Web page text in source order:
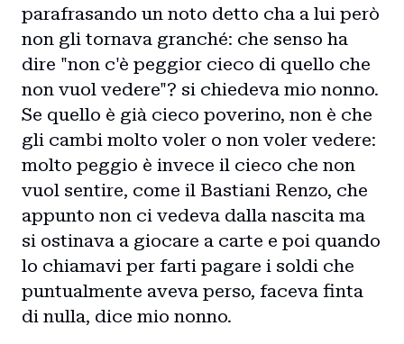
parafrasando un noto detto cha a lui però
non gli tornava granché: che senso ha
dire "non c'è peggior cieco di quello che
non vuol vedere"? si chiedeva mio nonno.
Se quello è già cieco poverino, non è che
gli cambi molto voler o non voler vedere:
molto peggio è invece il cieco che non
vuol sentire, come il Bastiani Renzo, che
appunto non ci vedeva dalla nascita ma
si ostinava a giocare a carte e poi quando
lo chiamavi per farti pagare i soldi che
puntualmente aveva perso, faceva finta
di nulla, dice mio nonno.